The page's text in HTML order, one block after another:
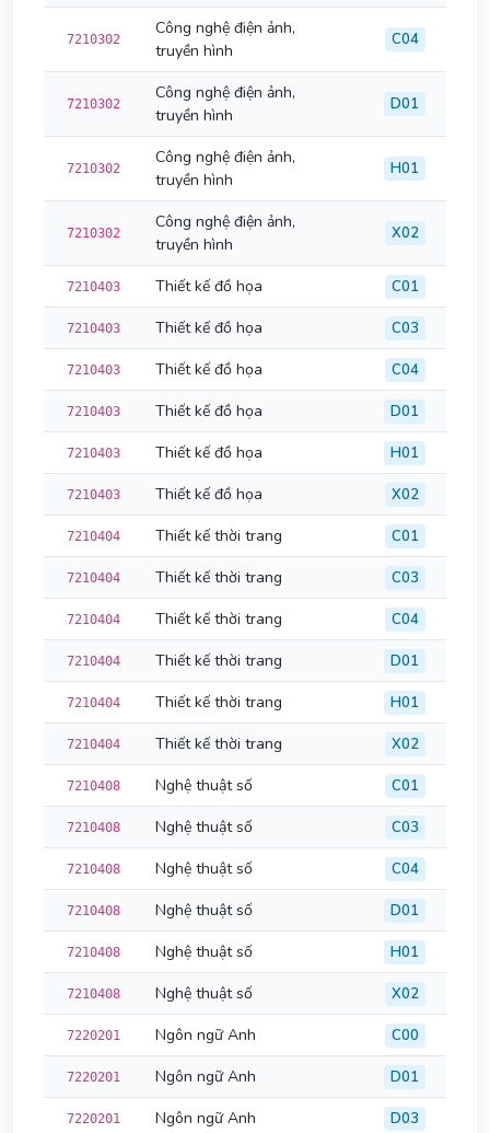
7210302
Công nghệ điện ảnh,
truyền hình
C04
7210302
Công nghệ điện ảnh,
truyền hình
D01
7210302
Công nghệ điện ảnh,
truyền hình
H01
7210302
Công nghệ điện ảnh,
truyền hình
X02
7210403 Thiết kế đồ họa C01
7210403 Thiết kế đồ họa C03
7210403 Thiết kế đồ họa C04
7210403 Thiết kế đồ họa D01
7210403 Thiết kế đồ họa H01
7210403 Thiết kế đồ họa X02
7210404 Thiết kế thời trang C01
7210404 Thiết kế thời trang C03
7210404 Thiết kế thời trang C04
7210404 Thiết kế thời trang D01
7210404 Thiết kế thời trang H01
7210404 Thiết kế thời trang X02
7210408 Nghệ thuật số C01
7210408 Nghệ thuật số C03
7210408 Nghệ thuật số C04
7210408 Nghệ thuật số D01
7210408 Nghệ thuật số H01
7210408 Nghệ thuật số X02
7220201 Ngôn ngữ Anh C00
7220201 Ngôn ngữ Anh D01
7220201 Ngôn ngữ Anh D03